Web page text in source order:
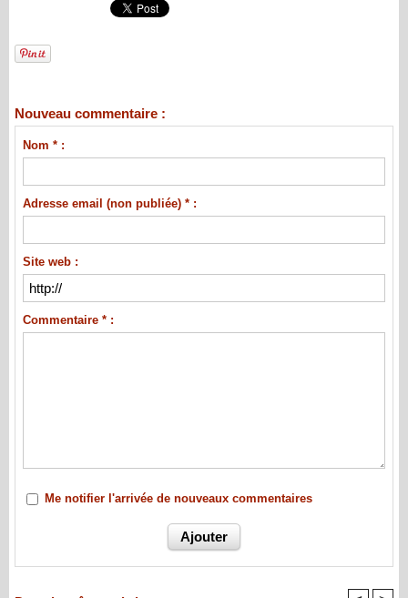
Nouveau commentaire :
Nom * :
Adresse email (non publiée) * :
Site web :
Commentaire * :
Me notifier l'arrivée de nouveaux commentaires